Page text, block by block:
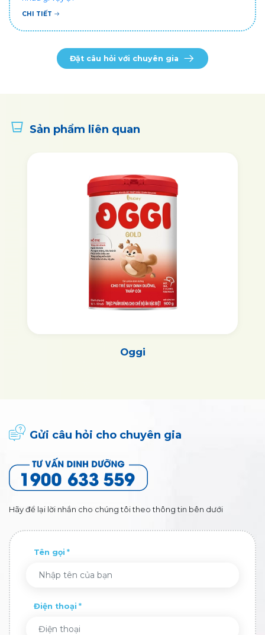
CHI TIẾT
Đặt câu hỏi với chuyên gia
Sản phẩm liên quan
Oggi
Gửi câu hỏi cho chuyên gia
Hãy để lại lời nhắn cho chúng tôi theo thông tin bên dưới
Tên gọi
Điện thoại